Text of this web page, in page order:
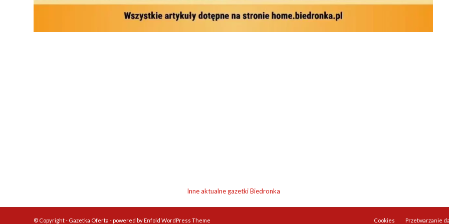
Inne aktualne gazetki Biedronka
© Copyright - Gazetka Oferta - powered by Enfold WordPress Theme Cookies Przetwarzanie